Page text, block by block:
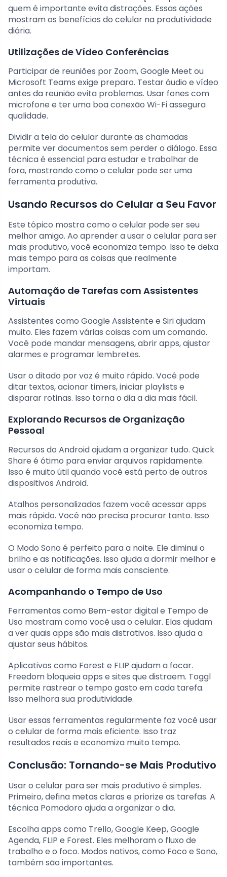
quem é importante evita distrações. Essas ações
mostram os benefícios do celular na produtividade
diária.
Utilizações de Vídeo Conferências
Participar de reuniões por Zoom, Google Meet ou
Microsoft Teams exige preparo. Testar áudio e vídeo
antes da reunião evita problemas. Usar fones com
microfone e ter uma boa conexão Wi-Fi assegura
qualidade.
Dividir a tela do celular durante as chamadas
permite ver documentos sem perder o diálogo. Essa
técnica é essencial para estudar e trabalhar de
fora, mostrando como o celular pode ser uma
ferramenta produtiva.
Usando Recursos do Celular a Seu Favor
Este tópico mostra como o celular pode ser seu
melhor amigo. Ao aprender a usar o celular para ser
mais produtivo, você economiza tempo. Isso te deixa
mais tempo para as coisas que realmente
importam.
Automação de Tarefas com Assistentes
Virtuais
Assistentes como Google Assistente e Siri ajudam
muito. Eles fazem várias coisas com um comando.
Você pode mandar mensagens, abrir apps, ajustar
alarmes e programar lembretes.
Usar o ditado por voz é muito rápido. Você pode
ditar textos, acionar timers, iniciar playlists e
disparar rotinas. Isso torna o dia a dia mais fácil.
Explorando Recursos de Organização
Pessoal
Recursos do Android ajudam a organizar tudo. Quick
Share é ótimo para enviar arquivos rapidamente.
Isso é muito útil quando você está perto de outros
dispositivos Android.
Atalhos personalizados fazem você acessar apps
mais rápido. Você não precisa procurar tanto. Isso
economiza tempo.
O Modo Sono é perfeito para a noite. Ele diminui o
brilho e as notificações. Isso ajuda a dormir melhor e
usar o celular de forma mais consciente.
Acompanhando o Tempo de Uso
Ferramentas como Bem-estar digital e Tempo de
Uso mostram como você usa o celular. Elas ajudam
a ver quais apps são mais distrativos. Isso ajuda a
ajustar seus hábitos.
Aplicativos como Forest e FLIP ajudam a focar.
Freedom bloqueia apps e sites que distraem. Toggl
permite rastrear o tempo gasto em cada tarefa.
Isso melhora sua produtividade.
Usar essas ferramentas regularmente faz você usar
o celular de forma mais eficiente. Isso traz
resultados reais e economiza muito tempo.
Conclusão: Tornando-se Mais Produtivo
Usar o celular para ser mais produtivo é simples.
Primeiro, defina metas claras e priorize as tarefas. A
técnica Pomodoro ajuda a organizar o dia.
Escolha apps como Trello, Google Keep, Google
Agenda, FLIP e Forest. Eles melhoram o fluxo de
trabalho e o foco. Modos nativos, como Foco e Sono,
também são importantes.